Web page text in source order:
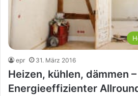
epr 31. März 2016
Heizen, kühlen, dämmen –
Energieeffizienter